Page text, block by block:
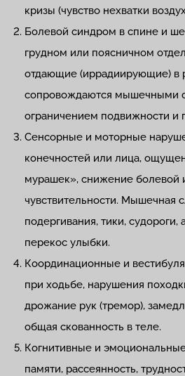
кризы (чувство нехватки
Болевой синдром в спине и
грудном или поясничном
отдающие (иррадиирующие) в
сопровождаются мышечными
ограничением подвижности и
Сенсорные и моторные
конечностей или лица,
мурашек», снижение болевой
чувствительности. Мышечная
подергивания, тики,
перекос улыбки.
Координационные и
при ходьбе, нарушения
дрожание рук (тремор),
общая скованность в теле.
Когнитивные и
памяти, рассеянность,